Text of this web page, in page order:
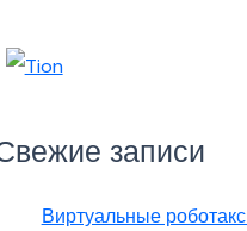
записи
Виртуальные